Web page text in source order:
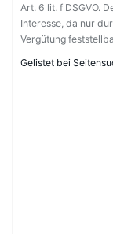
Art. 6 lit. f DSGVO.
Interesse, da nur
Vergütung
Gelistet bei